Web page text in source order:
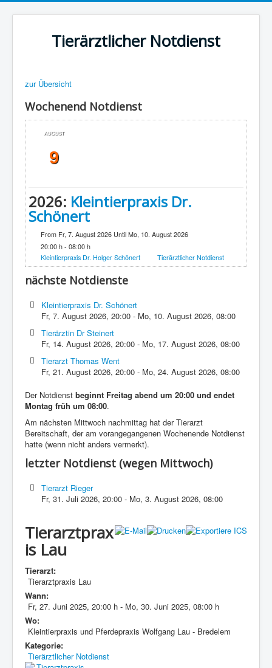
Tierärztlicher Notdienst
zur Übersicht
Wochenend Notdienst
AUGUST
9
2026: Kleintierpraxis Dr.
Schönert
From Fr, 7. August 2026 Until Mo, 10. August 2026
20:00 h - 08:00 h
Kleintierpraxis Dr. Holger Schönert
Tierärztlicher Notdienst
nächste Notdienste
Kleintierpraxis Dr. Schönert
Fr, 7. August 2026,20:00 - Mo, 10. August 2026,08:00
Tierärztin Dr Steinert
Fr, 14. August 2026,20:00 - Mo, 17. August 2026,08:00
Tierarzt Thomas Went
Fr, 21. August 2026,20:00 - Mo, 24. August 2026,08:00
Der Notdienst beginnt Freitag abend um 20:00 und endet
Montag früh um 08:00.
Am nächsten Mittwoch nachmittag hat der Tierarzt
Bereitschaft, der am vorangegangenen Wochenende Notdienst
hatte (wenn nicht anders vermerkt).
letzter Notdienst (wegen Mittwoch)
Tierarzt Rieger
Fr, 31. Juli 2026,20:00 - Mo, 3. August 2026,08:00
Tierarztprax
is Lau
Tierarzt:
Tierarztpraxis Lau
Wann:
Fr, 27. Juni 2025, 20:00 h - Mo, 30. Juni 2025, 08:00 h
Wo:
Kleintierpraxis und Pferdepraxis Wolfgang Lau - Bredelem
Kategorie:
Tierärztlicher Notdienst